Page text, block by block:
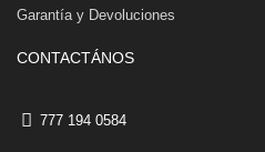
Garantía y Devoluciones
CONTACTÁNOS
777 194 0584